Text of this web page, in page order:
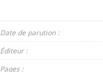
Date de parution :
Éditeur :
Pages :